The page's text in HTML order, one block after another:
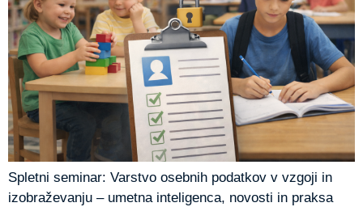
Spletni seminar: Varstvo osebnih podatkov v vzgoji in
izobraževanju – umetna inteligenca, novosti in praksa